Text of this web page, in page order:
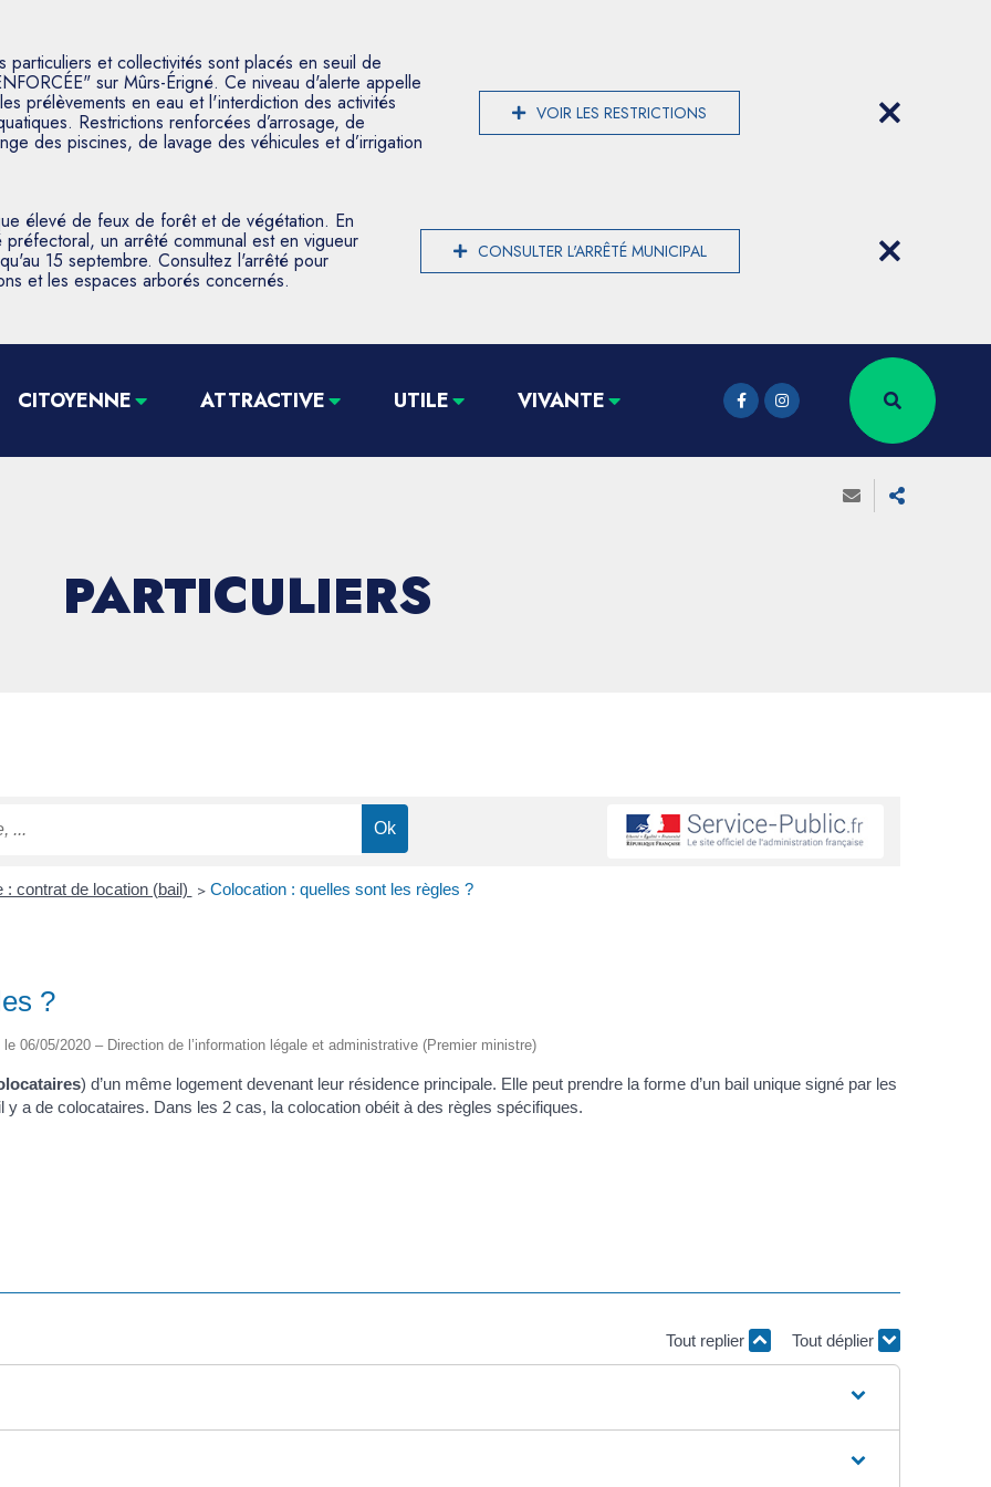
particuliers et collectivités sont placés en seuil de
sur Mûrs-Érigné. Ce niveau d'alerte appelle
prélèvements en eau et l'interdiction des activités
Restrictions renforcées d’arrosage, de
des piscines, de lavage des véhicules et d’irrigation
VOIR LES RESTRICTIONS
élevé de feux de forêt et de végétation. En
un arrêté communal est en vigueur
15 septembre. Consultez l'arrêté pour
et les espaces arborés concernés.
CONSULTER L'ARRÊTÉ MUNICIPAL
CITOYENNE ATTRACTIVE UTILE VIVANTE
PARTICULIERS
contrat de location (bail) > Colocation : quelles sont les règles ?
?
le 06/05/2020 – Direction de l’information légale et administrative (Premier ministre)
) d’un même logement devenant leur résidence principale. Elle peut prendre la forme d’un bail unique signé par les
y a de colocataires. Dans les 2 cas, la colocation obéit à des règles spécifiques.
Tout replier Tout déplier